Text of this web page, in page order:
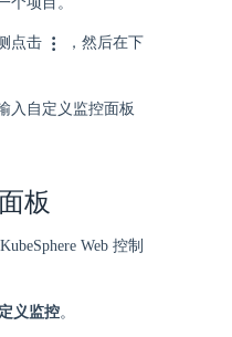
点击
，然后在下
入自定义监控面板
板
Web 控制
义监控。